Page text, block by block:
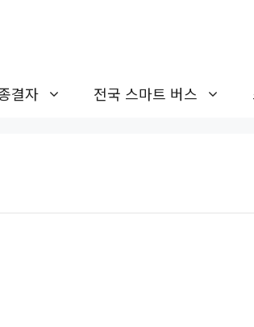
결자 전국 스마트 버스